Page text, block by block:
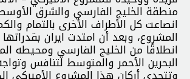
منطقة الخليج الفارسي والشرق
انصاعت كل الأطراف الأخرى بالتمام
المشروع، وبعد أن امتدت ايران بقدراتها
انطلاقًا من الخليج الفارسي ومحيطه
البحرين الأحمر والمتوسط لتنافس